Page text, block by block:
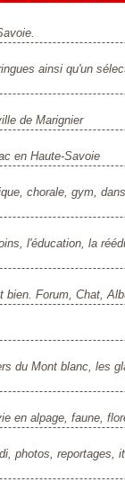
ainsi qu'un
de Marignier
en Haute-Savoie
chorale, gym,
l'éducation, la
bien. Forum, Chat,
du Mont blanc, les
en alpage, faune,
photos,